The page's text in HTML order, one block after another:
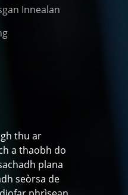
Innealan
thu ar
a thaobh do
plana
seòrsa de